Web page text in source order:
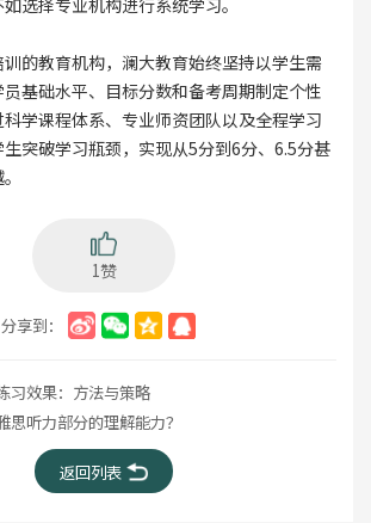
选择专业机构进行系统学习。
的教育机构，澜大教育始终坚持以学生需
基础水平、目标分数和备考周期制定个性
学课程体系、专业师资团队以及全程学习
突破学习瓶颈，实现从5分到6分、6.5分甚
1赞
分享到：
习效果：方法与策略
思听力部分的理解能力？
返回列表